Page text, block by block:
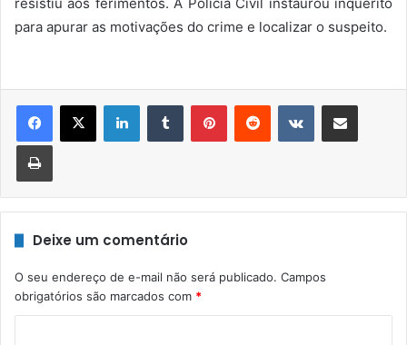
para apurar as motivações do crime e localizar o suspeito.
LinkedinTumblr PinterestReddit VK Compartilhar via e-mail
Imprimir
Deixe um comentário
O seu endereço de e-mail não será publicado. Campos
obrigatórios são marcados com *